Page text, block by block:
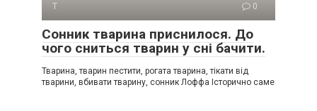
Т 0
Сонник тварина приснилося. До
чого сниться тварин у сні бачити.
Тварина, тварин пестити, рогата тварина, тікати від
тварини, вбивати тварину, сонник Лоффа Історично саме